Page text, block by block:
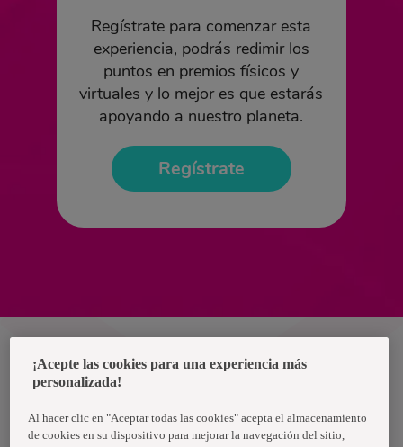
Regístrate para comenzar esta
experiencia, podrás redimir los
puntos en premios físicos y
virtuales y lo mejor es que estarás
apoyando a nuestro planeta.
Regístrate
Política de privacidad de datos
Términos y condiciones
¡Acepte las cookies para una experiencia más
personalizada!
Al hacer clic en "Aceptar todas las cookies" acepta el almacenamiento
de cookies en su dispositivo para mejorar la navegación del sitio,